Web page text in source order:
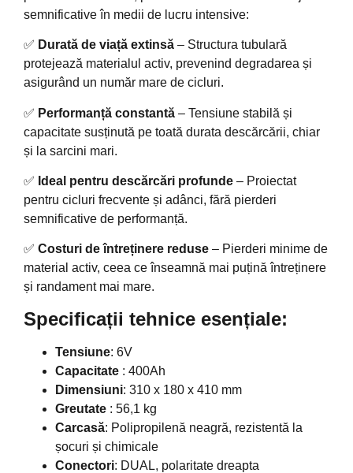
semnificative în medii de lucru intensive:
✅ Durată de viață extinsă – Structura tubulară
protejează materialul activ, prevenind degradarea și
asigurând un număr mare de cicluri.
✅ Performanță constantă – Tensiune stabilă și
capacitate susținută pe toată durata descărcării, chiar
și la sarcini mari.
✅ Ideal pentru descărcări profunde – Proiectat
pentru cicluri frecvente și adânci, fără pierderi
semnificative de performanță.
✅ Costuri de întreținere reduse – Pierderi minime de
material activ, ceea ce înseamnă mai puțină întreținere
și randament mai mare.
Specificații tehnice esențiale:
Tensiune: 6V
Capacitate : 400Ah
Dimensiuni: 310 x 180 x 410 mm
Greutate : 56,1 kg
Carcasă: Polipropilenă neagră, rezistentă la
șocuri și chimicale
Conectori: DUAL, polaritate dreapta